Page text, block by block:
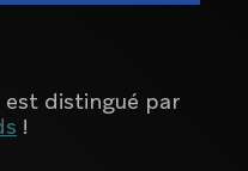
est distingué par
!